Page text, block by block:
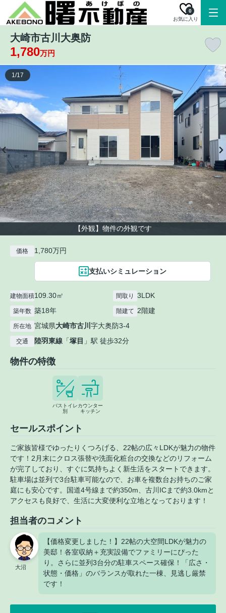
お気に入り
0
大崎市古川大奥防
1,780万円
【外観】物件の外観です
1/17
価格 1,780万円
支払いシミュレーション
建物面積109.30㎡ 間取り 3LDK
築年数 築18年 階建て 2階建
所在地 宮城県大崎市古川 字大奥防3-4
交通 陸羽東線 「塚目 」駅 徒歩32分
物件の特徴
バストイレ
別
カウンター
キッチン
セールスポイント
ご家族皆様でゆったりくつろげる、22帖の広々LDKが魅力の物件
です！2月末にクロス張替や洗面化粧台の交換などのリフォーム
が完了しており、すぐに気持ちよく新生活をスタートできます。
駐車場は並列で3台駐車可能なので、お車を複数台お持ちのご家
庭にも安心です。国道4号線まで約350m、古川ICまで約3.0kmと
アクセスも良好で、生活に大変便利な立地となっております！
担当者のコメント
大沼
【価格変更しました！】22帖の大空間LDKが魅力の
美邸！各室収納＋充実設備でファミリーにぴった
り。さらに並列3台分の駐車スペース確保！「広さ・
状態・価格」のバランスが取れた一棟、見逃し厳禁
です！